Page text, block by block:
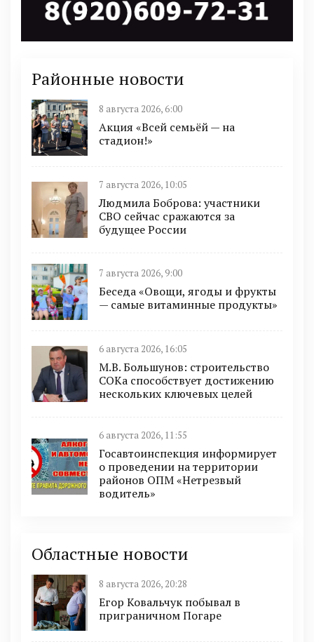
Районные новости
8 августа 2026, 6:00
Акция «Всей семьёй — на
стадион!»
7 августа 2026, 10:05
Людмила Боброва: участники
СВО сейчас сражаются за
будущее России
7 августа 2026, 9:00
Беседа «Овощи, ягоды и фрукты
— самые витаминные продукты»
6 августа 2026, 16:05
М.В. Большунов: строительство
СОКа способствует достижению
нескольких ключевых целей
6 августа 2026, 11:55
Госавтоинспекция информирует
о проведении на территории
районов ОПМ «Нетрезвый
водитель»
Областные новости
8 августа 2026, 20:28
Егор Ковальчук побывал в
приграничном Погаре